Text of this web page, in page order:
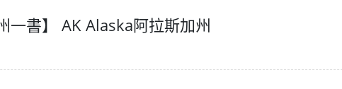
一書】 AK Alaska阿拉斯加州